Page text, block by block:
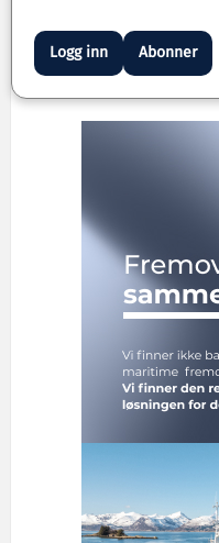
Logg inn Abonner